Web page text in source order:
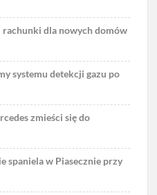
rachunki dla nowych domów
systemu detekcji gazu po
zmieści się do
spaniela w Piasecznie przy